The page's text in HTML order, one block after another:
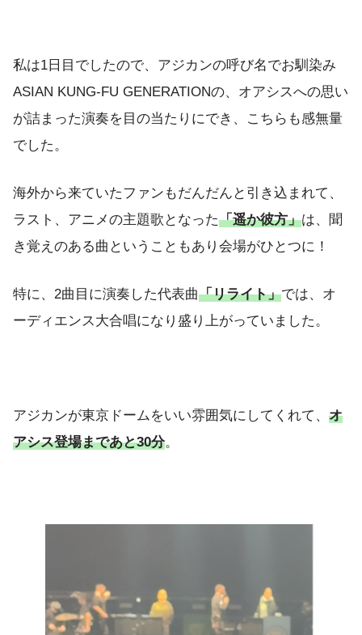
私は1日目でしたので、アジカンの呼び名でお馴染み
ASIAN KUNG-FU GENERATIONの、オアシスへの思い
が詰まった演奏を目の当たりにでき、こちらも感無量
でした。
海外から来ていたファンもだんだんと引き込まれて、
ラスト、アニメの主題歌となった「遥か彼方」は、聞
き覚えのある曲ということもあり会場がひとつに！
特に、2曲目に演奏した代表曲「リライト」では、オ
ーディエンス大合唱になり盛り上がっていました。
アジカンが東京ドームをいい雰囲気にしてくれて、 オ
アシス登場まであと30分。